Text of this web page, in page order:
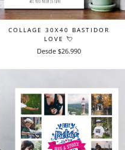
COLLAGE 30X40 BASTIDOR
LOVE 💘
Desde $26.990